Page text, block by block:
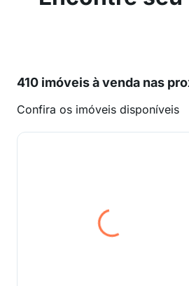
410 imóveis à venda nas
Confira os imóveis disponíveis